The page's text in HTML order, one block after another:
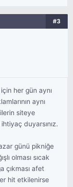
#3
her gün aynı
aynı
siteye
duyarsınız.
günü pikniğe
olması sıcak
çıkması afet
hit etkilenirse